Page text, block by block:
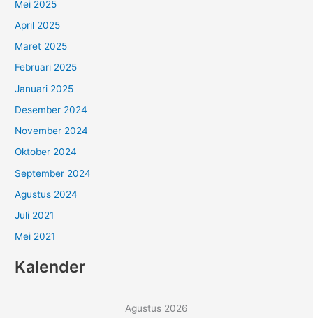
Mei 2025
April 2025
Maret 2025
Februari 2025
Januari 2025
Desember 2024
November 2024
Oktober 2024
September 2024
Agustus 2024
Juli 2021
Mei 2021
Kalender
Agustus 2026